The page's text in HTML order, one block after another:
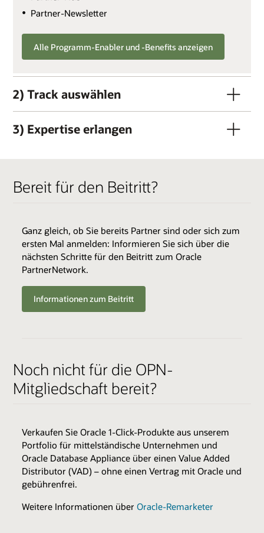
Partner-Newsletter
Alle Programm-Enabler und -Benefits anzeigen
2) Track auswählen
QUALIFIKATIONSKRITERIEN
Track-Gebühren: 3.000 US-Dollar (zzgl. Steuern,
falls zutreffend)
Cloud-Umgebungen
Skillstransfer
Best Practices
Alle Programm-Enabler und -Benefits anzeigen
3) Expertise erlangen
QUALIFIKATIONSKRITERIEN
Variiert je nach Expertise
Expertise-Katalog durchsuchen
BENEFITS
Gemeinsame Promotion von Kundenerfolgen
Bereit für den Beitritt?
Ganz gleich, ob Sie bereits Partner sind oder sich zum
ersten Mal anmelden: Informieren Sie sich über die
nächsten Schritte für den Beitritt zum Oracle
PartnerNetwork.
Informationen zum Beitritt
Noch nicht für die OPN-
Mitgliedschaft bereit?
Verkaufen Sie Oracle 1-Click-Produkte aus unserem
Portfolio für mittelständische Unternehmen und
Oracle Database Appliance über einen Value Added
Distributor (VAD) – ohne einen Vertrag mit Oracle und
gebührenfrei.
Weitere Informationen über Oracle-Remarketer